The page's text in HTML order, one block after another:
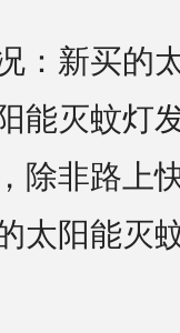
：新买的
能灭蚊灯
除非路上
太阳能灭